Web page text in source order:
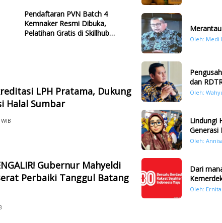
Pendaftaran PVN Batch 4
Kemnaker Resmi Dibuka,
Pelatihan Gratis di Skillhub
LPH Pratama, Dukung
Halal Sumbar
Gubernur Mahyeldi
Perbaiki Tanggul Batang
Oleh: Medi
dan
Oleh:
Lindungi
Generasi
Bencana
Oleh:
Dari
Oleh: